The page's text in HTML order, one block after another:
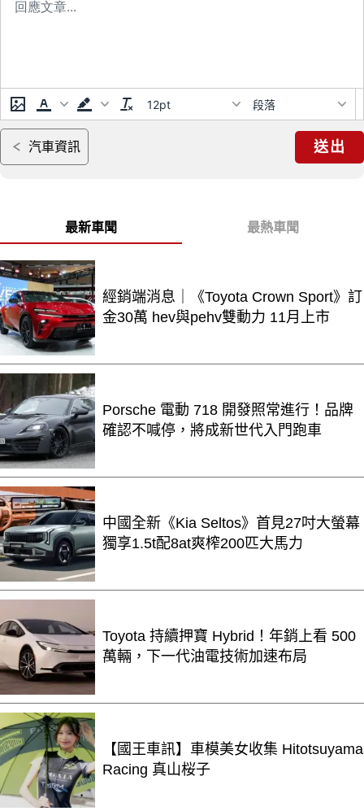
12pt 段落
汽車資訊 送出
最新車聞 最熱車聞
經銷端消息｜《Toyota Crown Sport》訂
金30萬 hev與pehv雙動力 11月上市
Porsche 電動 718 開發照常進行！品牌
確認不喊停，將成新世代入門跑車
中國全新《Kia Seltos》首見27吋大螢幕
獨享1.5t配8at爽榨200匹大馬力
Toyota 持續押寶 Hybrid！年銷上看 500
萬輛，下一代油電技術加速布局
【國王車訊】車模美女收集 Hitotsuyama
Racing 真山桜子